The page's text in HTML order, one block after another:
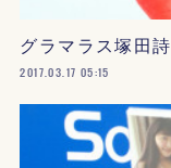
グラマラス塚田
2017.03.17 05:15